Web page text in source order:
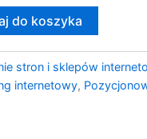
do koszyka
stron i sklepów
internetowy,